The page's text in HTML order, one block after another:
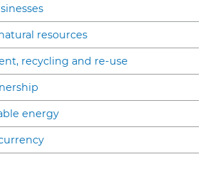
resources
recycling and re-use
energy